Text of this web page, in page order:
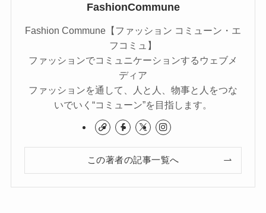
FashionCommune
Fashion Commune【ファッション コミューン・エ
フコミュ】
ファッションでコミュニケーションするウェブメ
ディア
ファッションを通して、人と人、物事と人をつな
いでいく“コミューン”を目指します。
この著者の記事一覧へ